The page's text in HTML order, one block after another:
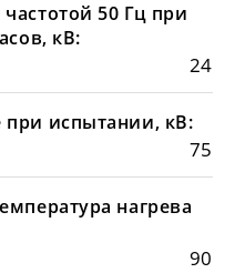
50 Гц при
кВ:
24
испытании, кВ:
75
нагрева
90